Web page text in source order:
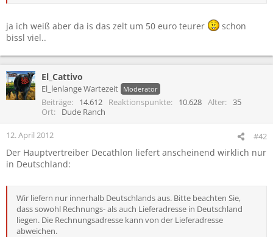
ja ich weiß aber da is das zelt um 50 euro teurer
schon
bissl viel..
El_Cattivo
El_lenlange Wartezeit Moderator
Beiträge 14.612 Reaktionspunkte 10.628 Alter
35
Ort
Dude Ranch
12. April 2012 #42
Der Hauptvertreiber Decathlon liefert anscheinend wirklich nur
in Deutschland:
Wir liefern nur innerhalb Deutschlands aus. Bitte beachten Sie,
dass sowohl Rechnungs- als auch Lieferadresse in Deutschland
liegen. Die Rechnungsadresse kann von der Lieferadresse
abweichen.